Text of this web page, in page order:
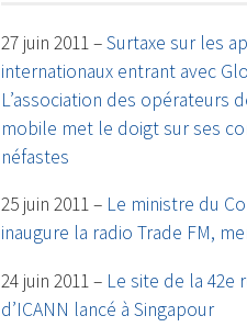
27 juin 2011 –Surtaxe sur les
internationaux entrant avec
L’association des opérateurs
mobile met le doigt sur ses
néfastes
25 juin 2011 – Le ministre du
inaugure la radio Trade FM,
24 juin 2011 – Le site de la 42e
d’ICANN lancé à Singapour